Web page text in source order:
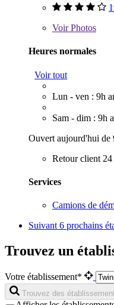
VoirPhotos
Heures normales
Voir tout
Lun - ven : 9h
Sam - dim : 9h
Ouvert aujourd'hui de
Retour client 24
Services
Camions de
Suivant 6 prochains
Trouvez un
Votre établissement*
Trouvez des